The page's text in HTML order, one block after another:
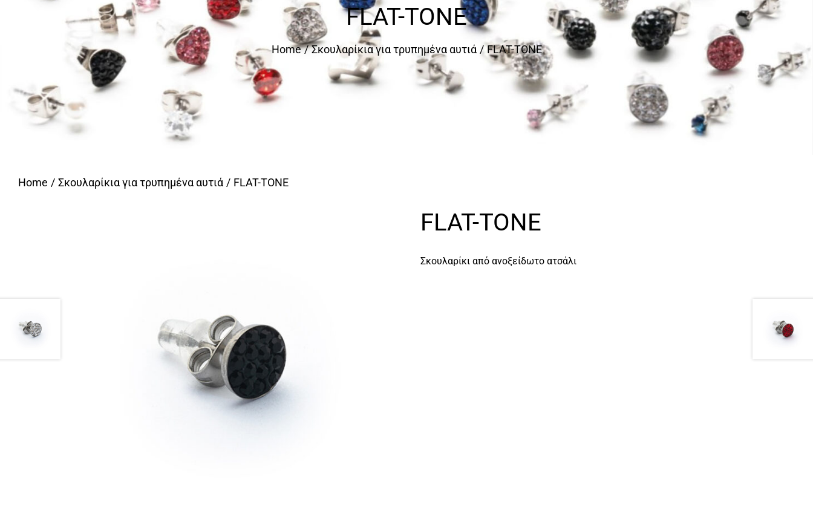
FLAT-TONE
Home Σκουλαρίκια για τρυπημένα αυτιά FLAT-TONE
Home Σκουλαρίκια για τρυπημένα αυτιά FLAT-TONE
FLAT-TONE
Σκουλαρίκι από ανοξείδωτο ατσάλι